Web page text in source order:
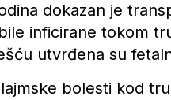
dokazan je
inficirane tokom
utvrđena su
bolesti kod